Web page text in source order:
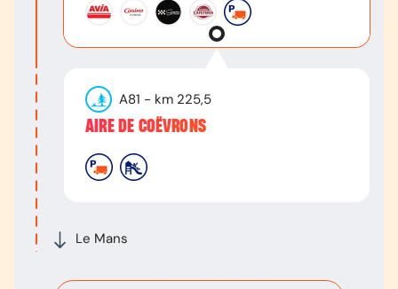
Le Mans
A81 - km 225,5
AIRE DE COËVRONS